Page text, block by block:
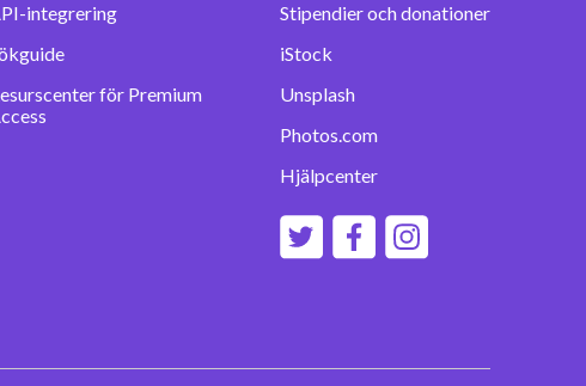
integrering
för Premium
Stipendier och donationer
iStock
Unsplash
Photos.com
Hjälpcenter